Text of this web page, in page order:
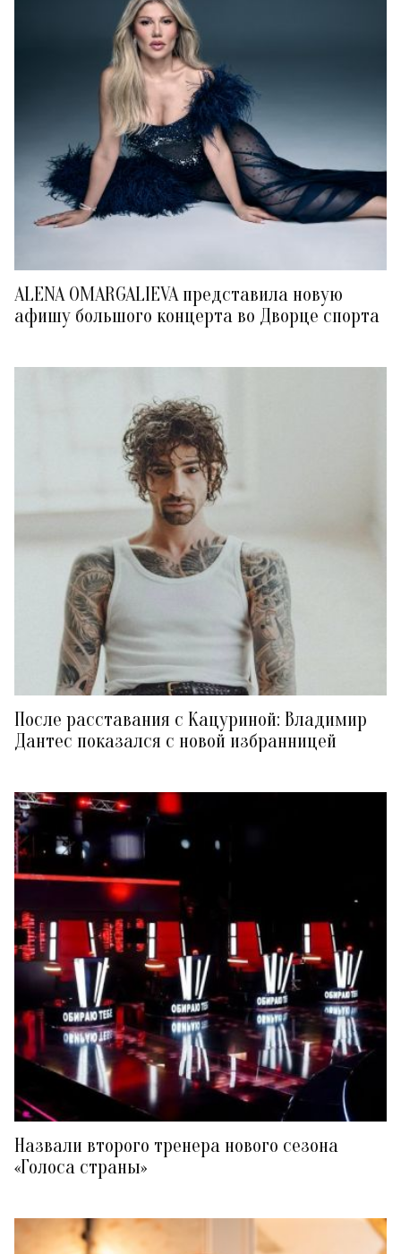
ALENA OMARGALIEVA представила новую
афишу большого концерта во Дворце спорта
После расставания с Кацуриной: Владимир
Дантес показался с новой избранницей
Назвали второго тренера нового сезона
«Голоса страны»